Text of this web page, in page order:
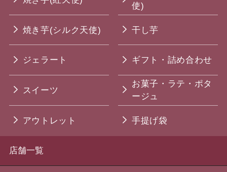
使)
焼き芋(シルク天使) 干し芋
ジェラート ギフト・詰め合わせ
スイーツ
お菓子・ラテ・ポタ
ージュ
アウトレット 手提げ袋
店舗一覧